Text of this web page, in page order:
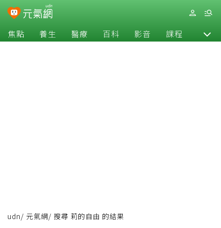
焦點 養生 醫療 百科 影音 課程 退休
udn/ 元氣網/ 搜尋 莉的自由 的結果